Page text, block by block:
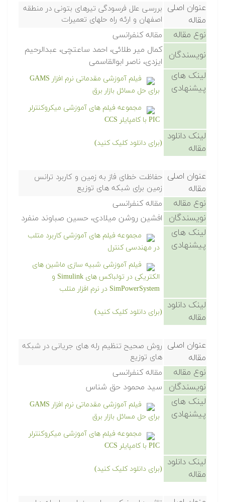
عنوان اصلی
مقاله
بررسی علل فرسودگی تیرهای بتونی در منطقه
اصفهان و ارئه راه حلهای تعمیرات
نوع مقاله مقاله کنفرانسی
نویسندگان
کمال میر طلائی، احمد ساعتچی، عبدالرحیم
ایزدی، ناصر ابوالقاسمی
لینک های
پیشنهادی
فیلم آموزشی مقدماتی نرم افزار GAMS
برای حل مسائل بازار برق
مجموعه فیلم های آموزشی میکروکنترلر
PIC با کامپایلر CCS
لینک دانلود
مقاله
(برای دانلود کلیک کنید)
عنوان اصلی
مقاله
حفاظت خطای فاز به زمین و کاربرد ترانس
زمین برای شبکه های توزیع
نوع مقاله مقاله کنفرانسی
نویسندگان افشین روشن میلادی، حسین صباوند منفرد
لینک های
پیشنهادی
مجموعه فیلم های آموزشی کاربرد متلب
در مهندسی کنترل
فیلم آموزشی شبیه سازی ماشین های
الکتریکی در تولباکس های Simulink و
SimPowerSystem در نرم افزار متلب
لینک دانلود
مقاله
(برای دانلود کلیک کنید)
عنوان اصلی
مقاله
روش صحیح تنظیم رله های جریانی در شبکه
های توزیع
نوع مقاله مقاله کنفرانسی
نویسندگان سید محمود حق شناس
لینک های
پیشنهادی
فیلم آموزشی مقدماتی نرم افزار GAMS
برای حل مسائل بازار برق
مجموعه فیلم های آموزشی میکروکنترلر
PIC با کامپایلر CCS
لینک دانلود
مقاله
(برای دانلود کلیک کنید)